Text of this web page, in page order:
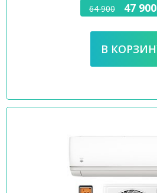
64 900 47 900